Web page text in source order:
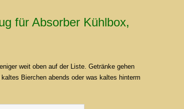
für Absorber Kühlbox,
weit oben auf der Liste. Getränke gehen
Bierchen abends oder was kaltes hinterm